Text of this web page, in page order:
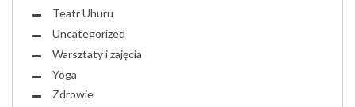
Teatr Uhuru
Uncategorized
Warsztaty i zajęcia
Yoga
Zdrowie